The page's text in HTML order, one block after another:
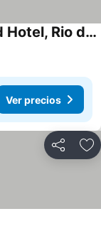
Copacabana Palace, A Belmond Hotel, Rio de Janeiro
Ver precios
Compartir